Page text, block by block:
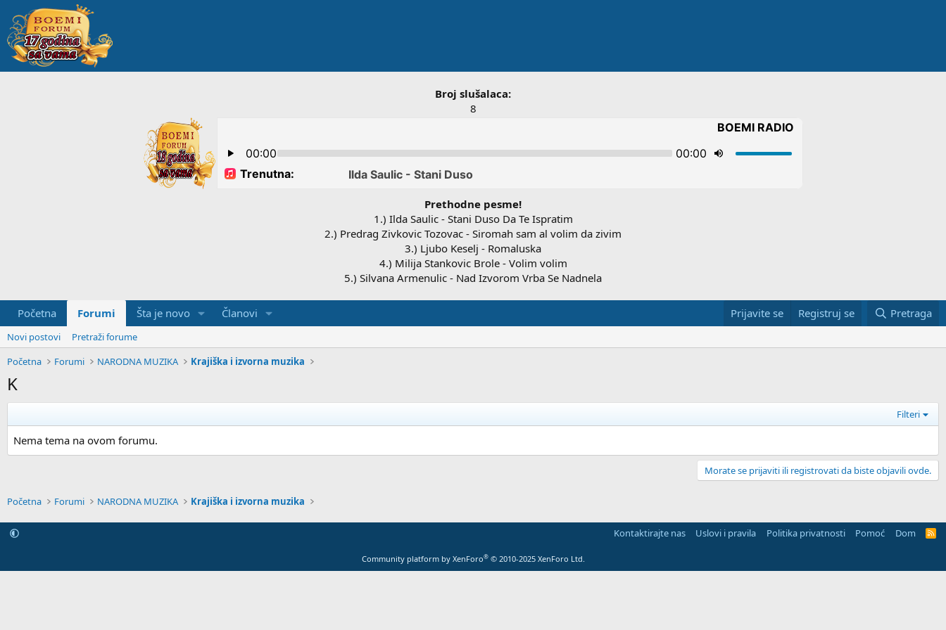
Broj slušalaca:
8
Prethodne pesme!
1.) Ilda Saulic - Stani Duso Da Te Ispratim
2.) Predrag Zivkovic Tozovac - Siromah sam al volim da zivim
3.) Ljubo Keselj - Romaluska
4.) Milija Stankovic Brole - Volim volim
5.) Silvana Armenulic - Nad Izvorom Vrba Se Nadnela
Početna Forumi Šta je novo Članovi Prijavite se Registruj se Pretraga
Novi postovi
Pretraži forume
Početna
Forumi NARODNA MUZIKA Krajiška i izvorna muzika
K
Filteri
Nema tema na ovom forumu.
Morate se prijaviti ili registrovati da biste objavili ovde.
Početna Forumi NARODNA MUZIKA Krajiška i izvorna muzika
Kontaktirajte nas Uslovi i pravila Politika privatnosti Pomoć Dom
R
Community platform by XenForo® © 2010-2025 XenForo Ltd.